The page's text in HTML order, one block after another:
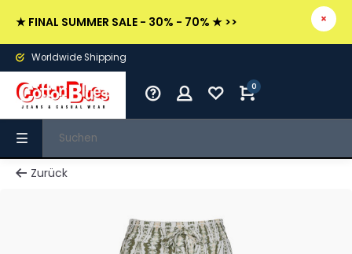
★ FINAL SUMMER SALE - 30% - 70% ★ >>
Worldwide Shipping
0
Zurück